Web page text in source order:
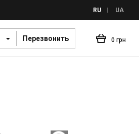
RU UA
Перезвонить 0 грн